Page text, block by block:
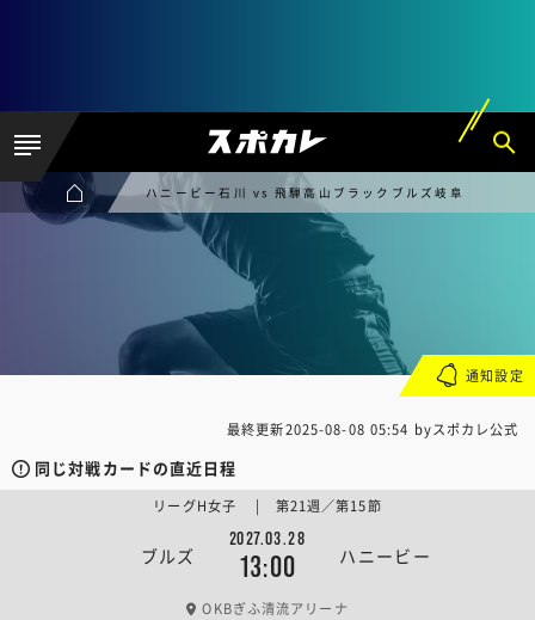
ハニービー石川 vs 飛騨高山ブラックブルズ岐阜
最終更新2025-08-08 05:54 byスポカレ公式
同じ対戦カードの直近日程
ブルズ
2027.03.28
13:00 ハニービー
リーグH女子 | 第21週／第15節
OKBぎふ清流アリーナ
通知設定